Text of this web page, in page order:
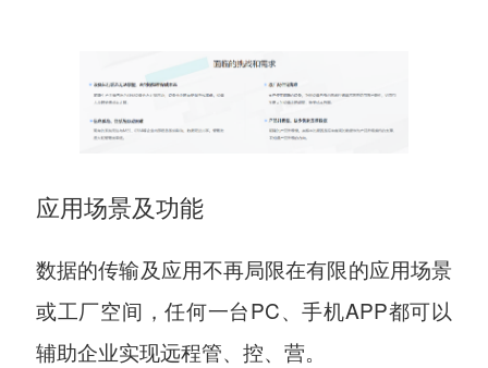
应用场景及功能
数据的传输及应用不再局限在有限的应用场景
或工厂空间，任何一台PC、手机APP都可以
辅助企业实现远程管、控、营。